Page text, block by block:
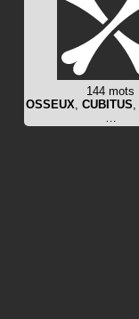
144 mots
OSSEUX CUBITUS